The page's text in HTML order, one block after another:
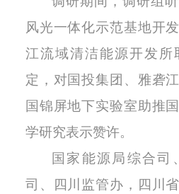
风光一体化示范基地开
江流域清洁能源开发所
定，对国投集团、雅砻
国锦屏地下实验室助推
学研究表示赞许。
国家能源局综合司
司、四川监管办，四川